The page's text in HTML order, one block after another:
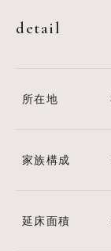
detail
所在地
家族構成
延床面積